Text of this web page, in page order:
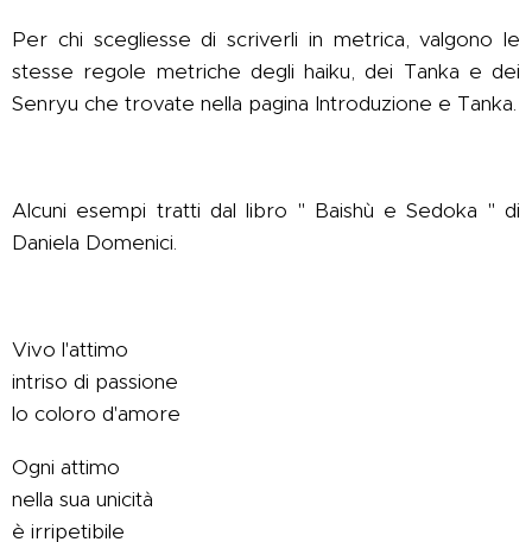
Per chi scegliesse di scriverli in metrica, valgono le
stesse regole metriche degli haiku, dei Tanka e dei
Senryu che trovate nella pagina Introduzione e Tanka.
Alcuni esempi tratti dal libro " Baishù e Sedoka " di
Daniela Domenici.
Vivo l'attimo
intriso di passione
lo coloro d'amore
Ogni attimo
nella sua unicità
è irripetibile